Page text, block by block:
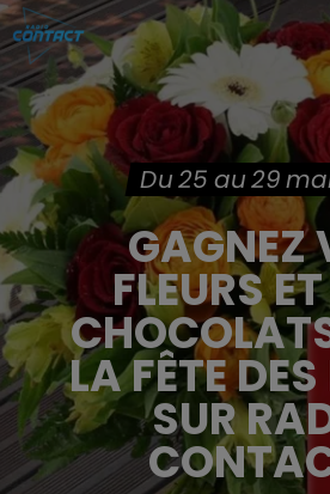
Du 25 au 29
GAGNEZ
FLEURS
LA FÊTE
SUR